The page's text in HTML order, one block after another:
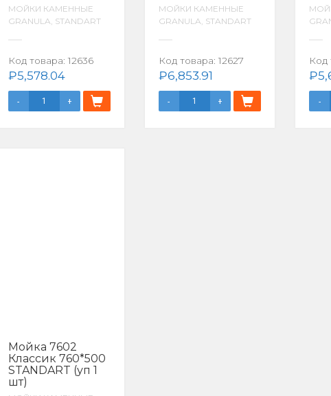
МОЙКИ КАМЕННЫЕ
GRANULA, STANDART
Код товара: 12636
₽5,578.04
МОЙКИ КАМЕННЫЕ
GRANULA, STANDART
Код товара: 12627
₽6,853.91
Код
₽
Мойка 7602
Классик 760*500
STANDART (уп 1
шт)